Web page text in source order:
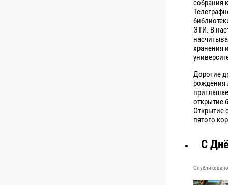
собрания
ЭТИ. В
хранения
Дорогие
рождения
открытие
Открытие
пятого
С